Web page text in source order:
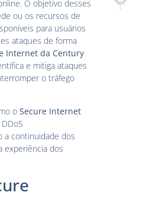
O objetivo desses
ou os recursos de
para usuários
ataques de forma
Internet da Century
e mitiga ataques
o tráfego
oSecure Internet
a continuidade dos
experiência dos
Por Que